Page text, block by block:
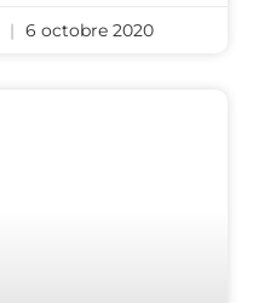
6 octobre 2020